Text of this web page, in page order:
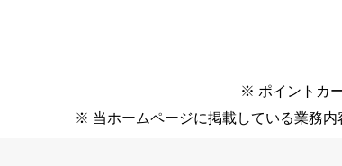
※ ポイントカ
※ 当ホームページに掲載している業務内